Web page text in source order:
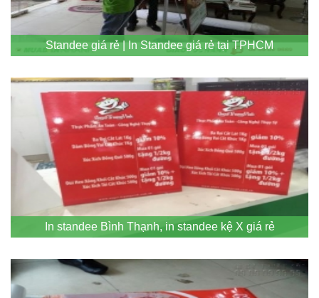
Standee giá rẻ | In Standee giá rẻ tại TPHCM
In standee Bình Thạnh, in standee kệ X giá rẻ